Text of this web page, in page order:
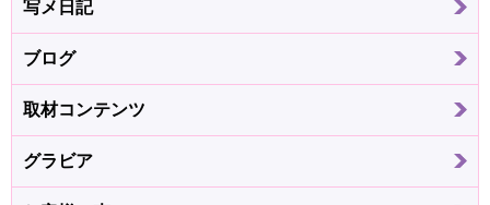
写メ日記
ブログ
取材コンテンツ
グラビア